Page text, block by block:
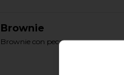
Brownie
Brownie con pecanas.